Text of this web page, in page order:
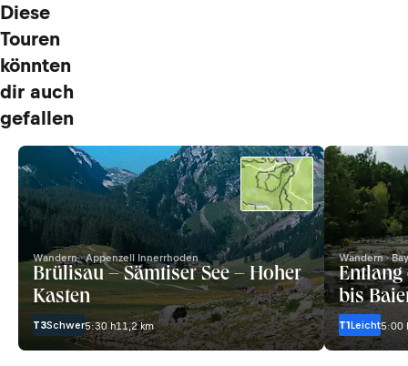
Diese
Touren
könnten
dir auch
gefallen
Wandern · Appenzell Innerrhoden
Brülisau – Sämtiser See – Hoher
Kasten
T3Schwer5:30 h11,2 km
Wandern ·
Entlang
bis
T1Leicht5:00